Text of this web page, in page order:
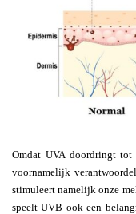
Omdat UVA doordringt
voornamelijk
stimuleert namelijk onze
speelt UVB ook een